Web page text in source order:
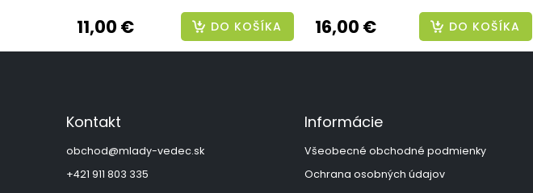
11,00 € DO KOŠÍKA 16,00 € DO KOŠÍKA
Kontakt
obchod@mlady-vedec.sk
+421 911 803 335
Informácie
Všeobecné obchodné podmienky
Ochrana osobných údajov